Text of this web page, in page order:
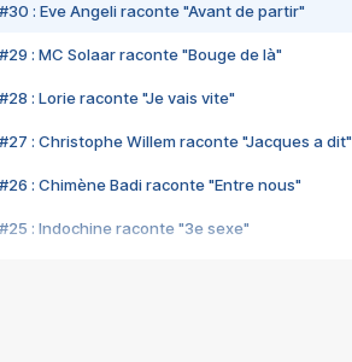
#30 : Eve Angeli raconte "Avant de partir"
#29 : MC Solaar raconte "Bouge de là"
#28 : Lorie raconte "Je vais vite"
#27 : Christophe Willem raconte "Jacques a dit"
#26 : Chimène Badi raconte "Entre nous"
#25 : Indochine raconte "3e sexe"